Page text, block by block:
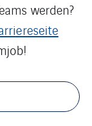
werden?